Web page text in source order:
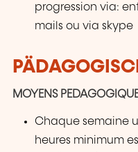
progression via:
mails ou via skype
MOYENS
Chaque semaine
heures minimum